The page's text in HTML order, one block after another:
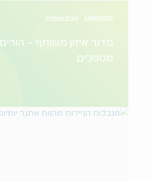
CAREGIVERS הורים מטפלים
מדור איזון משותף – הורים
מטפלים